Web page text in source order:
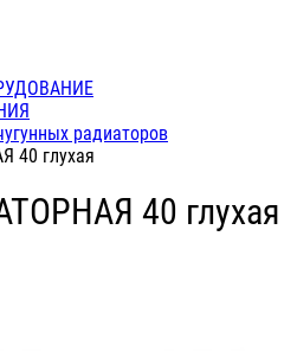
радиаторов
40 глухая
40 глухая